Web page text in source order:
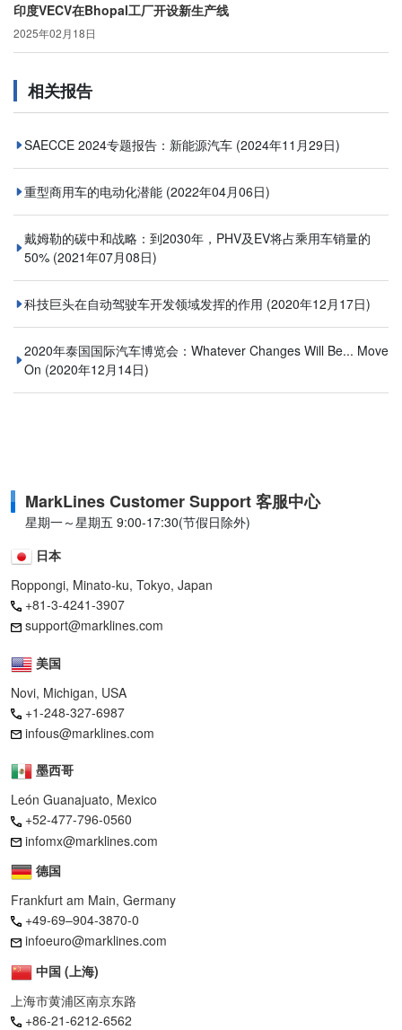
印度VECV在Bhopal工厂开设新生产线
2025年02月18日
相关报告
SAECCE 2024专题报告：新能源汽车 (2024年11月29日)
重型商用车的电动化潜能 (2022年04月06日)
戴姆勒的碳中和战略：到2030年，PHV及EV将占乘用车销量的
50% (2021年07月08日)
科技巨头在自动驾驶车开发领域发挥的作用 (2020年12月17日)
2020年泰国国际汽车博览会：Whatever Changes Will Be... Move
On (2020年12月14日)
MarkLines Customer Support 客服中心
星期一～星期五 9:00-17:30(节假日除外)
日本
Roppongi, Minato-ku, Tokyo, Japan
+81-3-4241-3907
support@marklines.com
美国
Novi, Michigan, USA
+1-248-327-6987
infous@marklines.com
墨西哥
León Guanajuato, Mexico
+52-477-796-0560
infomx@marklines.com
德国
Frankfurt am Main, Germany
+49-69–904-3870-0
infoeuro@marklines.com
中国 (上海)
上海市黄浦区南京东路
+86-21-6212-6562